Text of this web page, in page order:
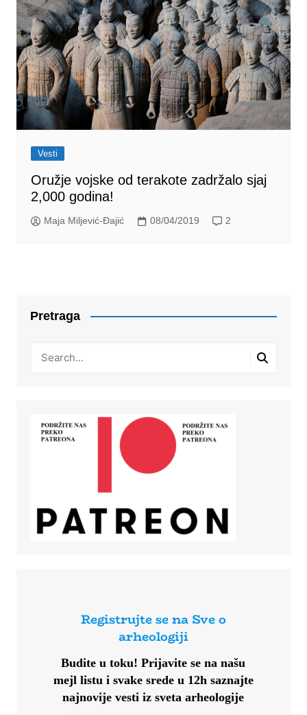
Vesti
Oružje vojske od terakote zadržalo sjaj
2,000 godina!
Maja Miljević-Đajić 08/04/2019 2
Pretraga
Registrujte se na Sve o
arheologiji
Budite u toku!Prijavite se na našu
mejl listu i svake srede u 12h saznajte
najnovije vesti iz sveta arheologije